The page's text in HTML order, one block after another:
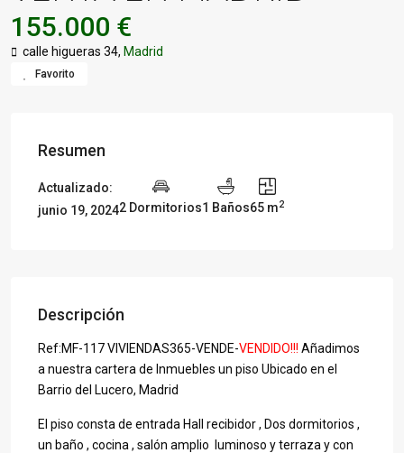
155.000 €
calle higueras 34, Madrid
Favorito
Resumen
Actualizado:
junio 19, 20242 Dormitorios1 Baños65 m2
Descripción
Ref:MF-117 VIVIENDAS365-VENDE-VENDIDO!!! Añadimos
a nuestra cartera de Inmuebles un piso Ubicado en el
Barrio del Lucero, Madrid
El piso consta de entrada Hall recibidor , Dos dormitorios ,
un baño , cocina , salón amplio luminoso y terraza y con